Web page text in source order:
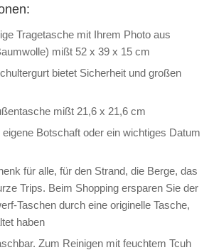
Tragetasche mit Ihrem Photo aus
mißt 52 x 39 x 15 cm
bietet Sicherheit und großen
mißt 21,6 x 21,6 cm
Botschaft oder ein wichtiges Datum
für alle, für den Strand, die Berge, das
Trips. Beim Shopping ersparen Sie der
Taschen durch eine originelle Tasche,
haben
Zum Reinigen mit feuchtem Tcuh